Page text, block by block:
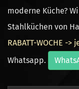
moderne Küche?
Stahlküchen von
RABATT-WOCHE ->
Whatsapp.